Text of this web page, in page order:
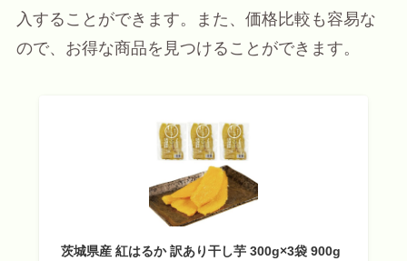
入することができます。また、価格比較も容易な
ので、お得な商品を見つけることができます。
茨城県産 紅はるか 訳あり干し芋 300g×3袋 900g